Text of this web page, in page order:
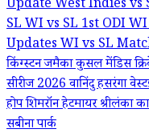
UpdateWest Indies vs
SLWI vs SL 1st ODI
UpdatesWI vs SL
किंग्स्टन जमैकाकुसल मेंडिस
सीरीज 2026वानिंदु हसरंगा
होपशिमरॉन हेटमायरश्रीलंका
सबीना पार्क